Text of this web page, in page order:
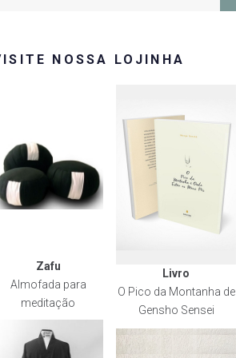
NOSSA LOJINHA
Zafu
Almofada para
meditação
Livro
O Pico da Montanha de
Gensho Sensei